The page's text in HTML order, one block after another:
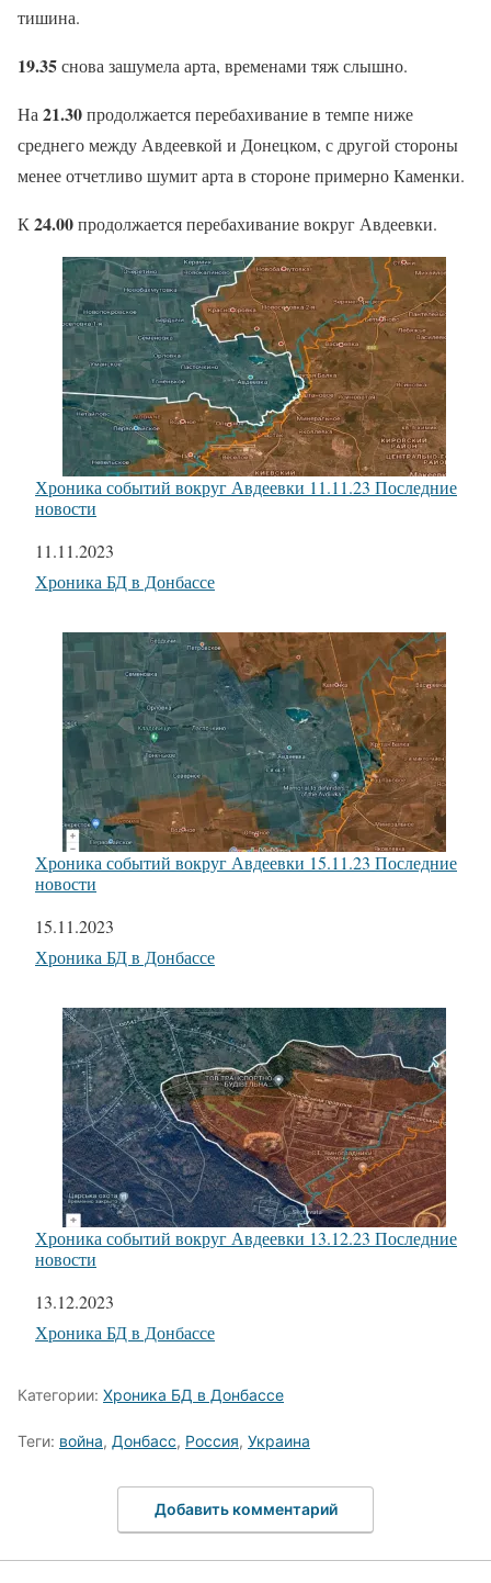
тишина.
19.35снова зашумела арта, временами тяж слышно.
На 21.30продолжается перебахивание в темпе ниже
среднего между Авдеевкой и Донецком, с другой стороны
менее отчетливо шумит арта в стороне примерно Каменки.
К24.00продолжается перебахивание вокруг Авдеевки.
Хроника событий вокруг Авдеевки 11.11.23 Последние
новости
Дата
11.11.2023
Относится к
Хроника БД в Донбассе
Хроника событий вокруг Авдеевки 15.11.23 Последние
новости
Дата
15.11.2023
Относится к
Хроника БД в Донбассе
Хроника событий вокруг Авдеевки 13.12.23 Последние
новости
Дата
13.12.2023
Относится к
Хроника БД в Донбассе
Категории: Хроника БД в Донбассе
Теги: война, Донбасс, Россия, Украина
Добавить комментарий